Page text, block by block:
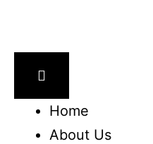
Home
About Us